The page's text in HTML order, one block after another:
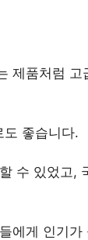
제품처럼
도 좋습니다.
수 있었고,
에게 인기